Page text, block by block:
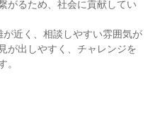
がるため、社会に貢献してい
近く、相談しやすい雰囲気が
が出しやすく、チャレンジを
。